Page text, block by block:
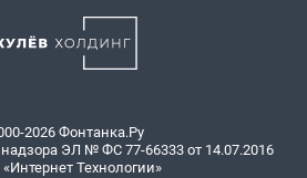
2026 Фонтанка.Ру
ЭЛ № ФС 77-66333 от 14.07.2016
Технологии»